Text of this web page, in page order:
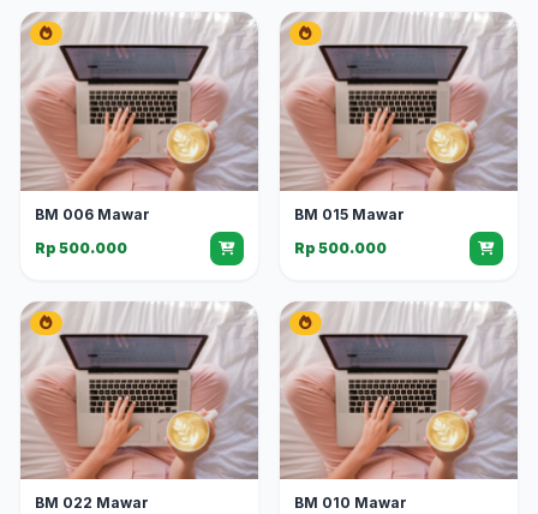
BM 006 Mawar
Rp 500.000
BM 015 Mawar
Rp 500.000
BM 022 Mawar
BM 010 Mawar